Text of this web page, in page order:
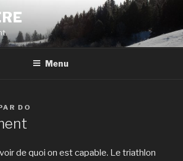
Menu
DO
de quoi on est capable. Le triathlon